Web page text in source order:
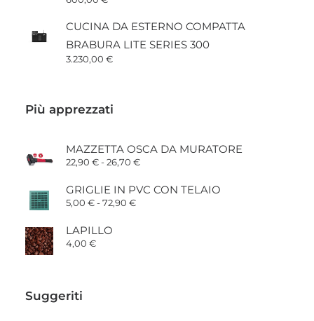
CUCINA DA ESTERNO COMPATTA
BRABURA LITE SERIES 300
3.230,00 €
Più apprezzati
MAZZETTA OSCA DA MURATORE
22,90 €-26,70 €Fascia
da
GRIGLIE IN PVC CON TELAIO
5,00 €-72,90 €Fascia
LAPILLO
4,00 €
Suggeriti